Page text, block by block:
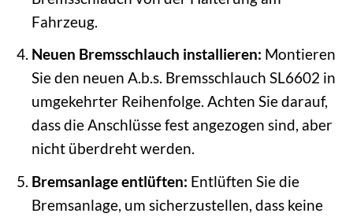
Fahrzeug.
Neuen Bremsschlauch installieren: Montieren
Sie den neuen A.b.s. Bremsschlauch SL6602 in
umgekehrter Reihenfolge. Achten Sie darauf,
dass die Anschlüsse fest angezogen sind, aber
nicht überdreht werden.
Bremsanlage entlüften: Entlüften Sie die
Bremsanlage, um sicherzustellen, dass keine